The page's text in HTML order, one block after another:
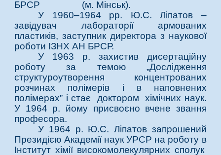
БРСР (м. Мінськ).
У 1960–1964 рр. Ю.С. Ліпатов –
завідувач лабораторії армованих
пластиків, заступник директора з наукової
роботи ІЗНХ АН БРСР.
У 1963 р. захистив дисертаційну
роботу за темою „Дослідження
структуроутворення концентрованих
розчинах полімерів і в наповнених
полімерах” і стає доктором хімічних наук.
У 1964 р. йому присвоєно вчене звання
професора.
У 1964 р. Ю.С. Ліпатов запрошений
Президією Академії наук УРСР на роботу в
Інститут хімії високомолекулярних сполук